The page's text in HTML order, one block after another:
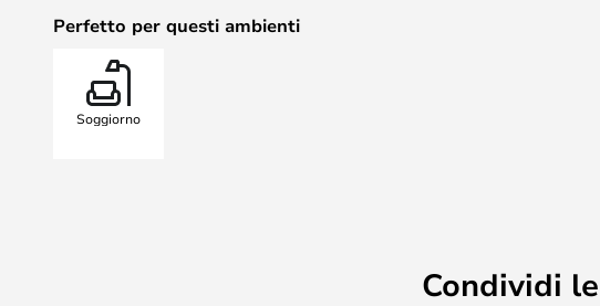
Perfetto per questi ambienti
Soggiorno
Condividi